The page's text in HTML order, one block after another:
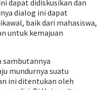
dapat didiskusikan dan
dialog ini dapat
baik dari mahasiswa,
untuk kemajuan
sambutannya
mundurnya suatu
ini ditentukan oleh